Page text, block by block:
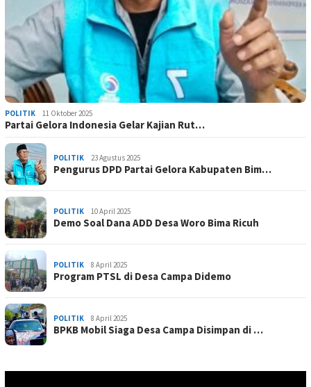
POLITIK 11 Oktober 2025
Partai Gelora Indonesia Gelar Kajian Rut…
POLITIK 23 Agustus 2025
Pengurus DPD Partai Gelora Kabupaten Bim…
POLITIK 10 April 2025
Demo Soal Dana ADD Desa Woro Bima Ricuh
POLITIK 8 April 2025
Program PTSL di Desa Campa Didemo
POLITIK 8 April 2025
BPKB Mobil Siaga Desa Campa Disimpan di …